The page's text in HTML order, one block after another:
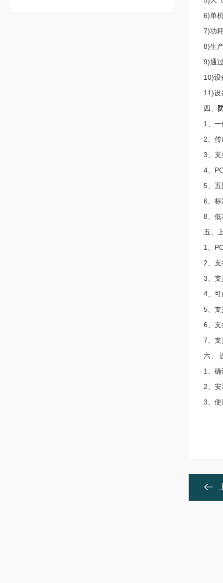
6)单
7)功
8)生
9)通
10)设
11)设
四、
1、
2、
3、支
4、
5、五
6、
8、低
五、
1、
2、
3、
4、
5、支
6、支
7、
六、
1、
2、
3、使